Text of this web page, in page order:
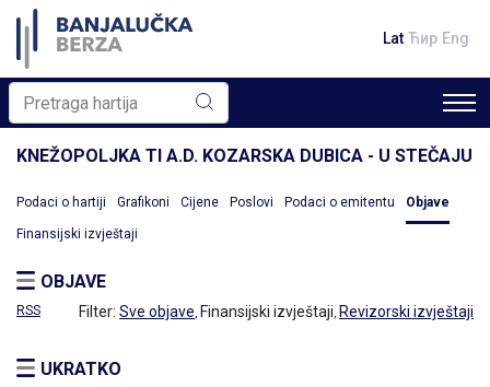
Lat Ћир Eng
KNEŽOPOLJKA TI A.D. KOZARSKA DUBICA - U STEČAJU
Podaci o hartiji Grafikoni Cijene Poslovi Podaci o emitentu Objave
Finansijski izvještaji
OBJAVE
RSS Filter: Sve objave, Finansijski izvještaji, Revizorski izvještaji
UKRATKO